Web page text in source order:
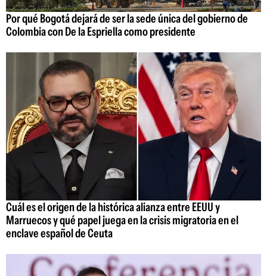
Por qué Bogotá dejará de ser la sede única del gobierno de
Colombia con De la Espriella como presidente
Cuál es el origen de la histórica alianza entre EEUU y
Marruecos y qué papel juega en la crisis migratoria en el
enclave español de Ceuta